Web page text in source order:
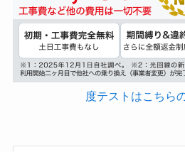
度テストはこちら